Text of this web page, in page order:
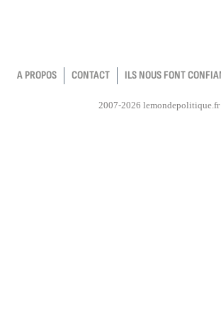
A PROPOS CONTACT ILS NOUS FONT
2007-2026 lemondepolitique.fr